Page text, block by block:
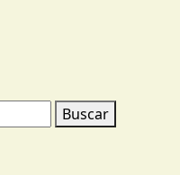
Buscar